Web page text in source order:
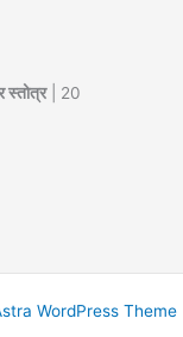
स्तोत्र| 20
WordPress Theme